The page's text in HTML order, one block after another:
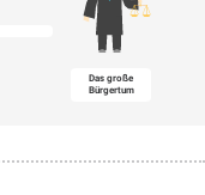
Das große
Bürgertum